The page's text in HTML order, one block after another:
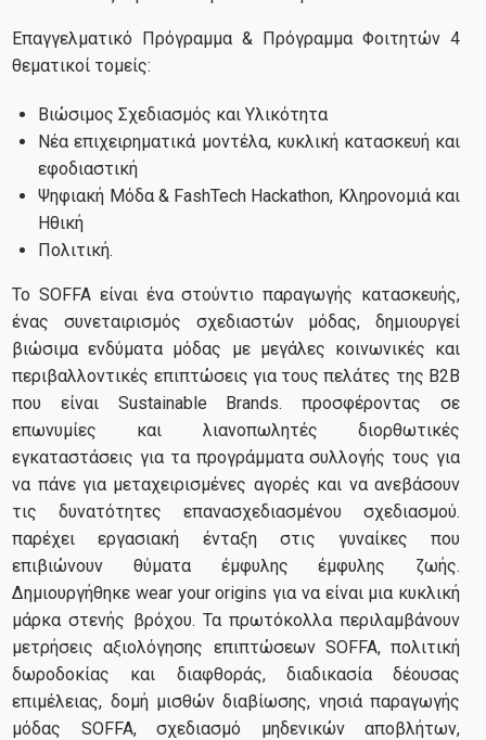
Επαγγελματικό Πρόγραμμα & Πρόγραμμα Φοιτητών 4
θεματικοί τομείς:
Βιώσιμος Σχεδιασμός και Υλικότητα
Νέα επιχειρηματικά μοντέλα, κυκλική κατασκευή και
εφοδιαστική
Ψηφιακή Μόδα & FashTech Hackathon, Κληρονομιά και
Ηθική
Πολιτική.
Το SOFFA είναι ένα στούντιο παραγωγής κατασκευής,
ένας συνεταιρισμός σχεδιαστών μόδας, δημιουργεί
βιώσιμα ενδύματα μόδας με μεγάλες κοινωνικές και
περιβαλλοντικές επιπτώσεις για τους πελάτες της B2B
που είναι Sustainable Brands. προσφέροντας σε
επωνυμίες και λιανοπωλητές διορθωτικές
εγκαταστάσεις για τα προγράμματα συλλογής τους για
να πάνε για μεταχειρισμένες αγορές και να ανεβάσουν
τις δυνατότητες επανασχεδιασμένου σχεδιασμού.
παρέχει εργασιακή ένταξη στις γυναίκες που
επιβιώνουν θύματα έμφυλης έμφυλης ζωής.
Δημιουργήθηκε wear your origins για να είναι μια κυκλική
μάρκα στενής βρόχου. Τα πρωτόκολλα περιλαμβάνουν
μετρήσεις αξιολόγησης επιπτώσεων SOFFA, πολιτική
δωροδοκίας και διαφθοράς, διαδικασία δέουσας
επιμέλειας, δομή μισθών διαβίωσης, νησιά παραγωγής
μόδας SOFFA, σχεδιασμό μηδενικών αποβλήτων,